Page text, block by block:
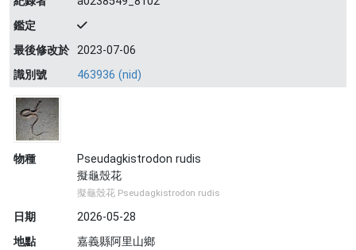
鑑定
最後修改於 2023-07-06
識別號
463936 (nid)
物種
Pseudagkistrodon rudis
擬龜殼花
擬龜殼花 Pseudagkistrodon rudis
日期
2026-05-28
地點
嘉義縣阿里山鄉